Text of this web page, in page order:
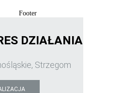
Footer
DZIAŁANIA
Strzegom